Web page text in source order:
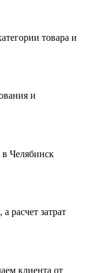
товара и
и
Челябинск
расчет затрат
клиента от